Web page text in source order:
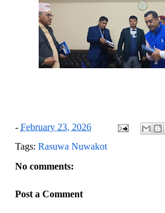
- February 23, 2026
Tags: Rasuwa Nuwakot
No comments:
Post a Comment